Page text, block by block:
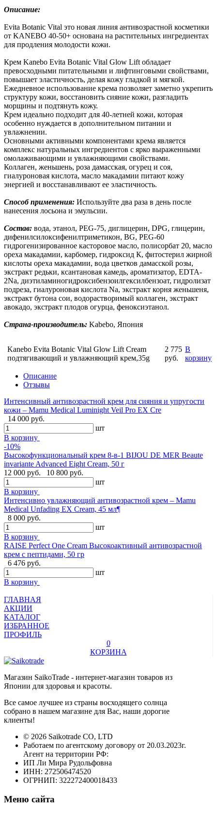
Описание:
Evita Botaniс Vital это новая линия антивозрастной косметики
от KANEBO 40-50+ основана на растительных ингредиентах
для продления молодости кожи.
Крем Kanebo Evita Botanic Vital Glow Lift обладает
превосходными питательными и лифтинговыми свойствами,
повышает эластичность, делая кожу гладкой и мягкой.
Ежедневное использование крема позволяет заметно укрепить
структуру кожи, восстановить сияние кожи, разгладить
морщины и подтянуть кожу.
Крем идеально подходит для 40-летней кожи, которая
особенно нуждается в дополнительном питании и
увлажнении.
Основными активными компонентами крема является
комплекс натуральных ингредиентов с ярко выраженными
омолаживающими и увлажняющими свойствами.
Коллаген, женьшень, роза дамасская, огурец и соя,
гиалуроновая кислота, масло макадамии питают кожу
энергией и восстанавливают ее эластичность.
Способ применения: Используйте два раза в день после
нанесения лосьона и эмульсии.
Состав: вода, этанол, PEG-75, диглицерин, DPG, глицерин,
дифенилсилоксифенилтриметикон, BG, PEG-60
гидрогенизированное касторовое масло, полисорбат 20, масло
ореха макадамии, карбомер, гидроксид К, фитостерил жирной
кислоты ореха макадамии, вода цветков дамасской розы,
экстракт редьки, ксантановая камедь, ароматизатор, EDTA-
2Na, диэтиламиногидроксибензоилгексилбензоат, гидролизат
подреза, гиалуроновая кислота Na, экстракт корня женьшеня,
экстракт бутона сои, водорастворимый коллаген, экстракт
авокадо, экстракт плодов огурца, феноксиэтанол.
Страна-производитель: Kabebo, Япония
Kanebo Evita Botanic Vital Glow Lift Cream
подтягивающий и увлажняющий крем,35g
2 775
руб.
В
корзину
Описание
Отзывы
Интенсивный антивозрастной крем для сияния и упругости
кожи – Mamu Medical Luminight Veil Pro EX Cre
14 000 руб.
шт
В корзину
-10%
Высокофункциональный крем 8-в-1 BIJOU DE MER Beaute
invariante Advanced Eight Cream, 50 г
12 000 руб.
10 800 руб.
шт
В корзину
Интенсивно увлажняющий антивозрастной крем – Mamu
Medical Unfading EX Cream, 45 мл¶
8 000 руб.
шт
В корзину
RAISE Perfect One Cream Высокоактивный антивозрастной
крем с пептидами, 50 гр
6 476 руб.
шт
В корзину
ГЛАВНАЯ
АКЦИИ
КАТАЛОГ
ИЗБРАННОЕ
ПРОФИЛЬ
0
КОРЗИНА
Магазин SaikoTrade - интернет-магазин товаров из
Японии для здоровья и красоты.
Все самое лучшее из страны восходящего солнца
собрано в нашем магазине для Вас, наши дорогие
клиенты!
© 2026 Saikotrade CO, LTD
Работаем по агентскому договору от 20.03.2023г.
Агент на территории РФ:
ИП Ли Мира Рудольфовна
ИНН: 272506474520
ОГРНИП: 322272400018433
Меню сайта